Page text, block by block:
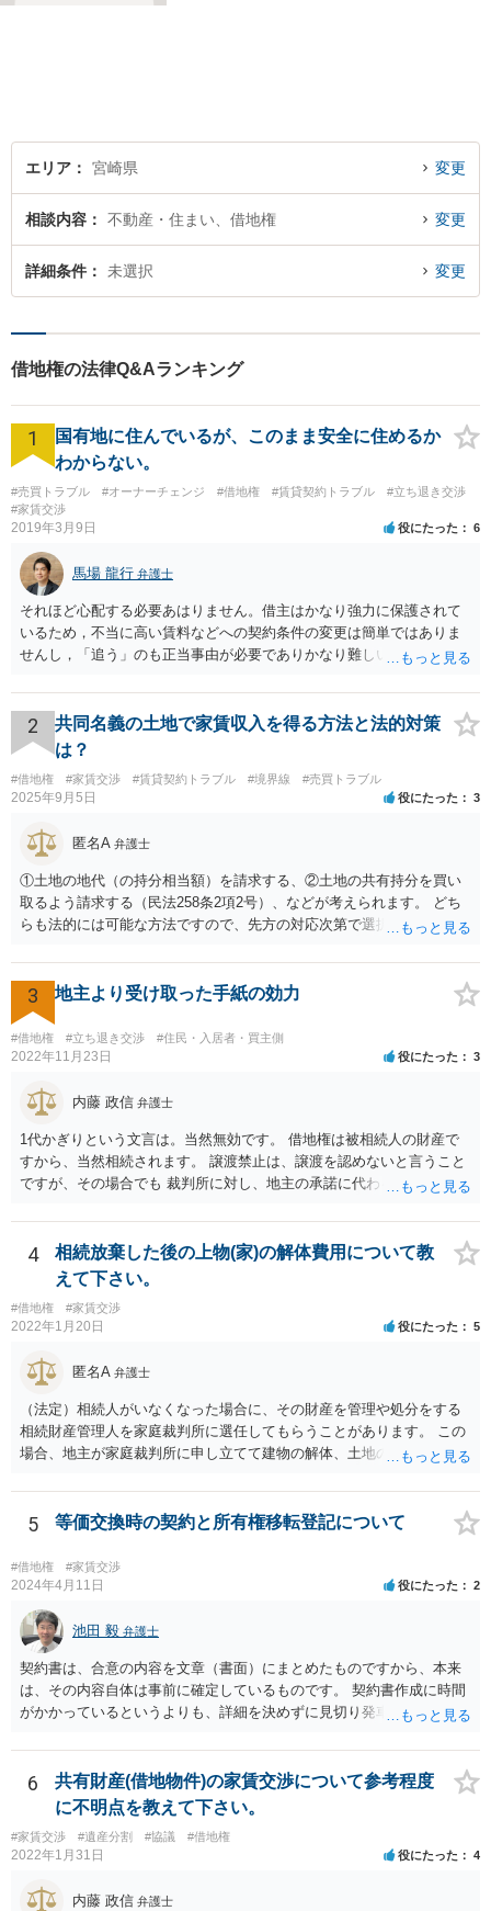
エリア 宮崎県 変更
相談内容 不動産・住まい、借地権 変更
詳細条件 未選択 変更
借地権の法律Q&Aランキング
1
国有地に住んでいるが、このまま安全に住めるか
わからない。
#売買トラブル #オーナーチェンジ #借地権 #賃貸契約トラブル
#立ち退き交渉
#家賃交渉
2019年3月9日 役にたった 6
馬場 龍行 弁護士
それほど心配する必要あはりません。借主はかなり強力に保護されて
いるため，不当に高い賃料などへの契約条件の変更は簡単ではありま
せんし，「追う」のも正当事由が必要でありかなり難しいのです。 周
い条件で立退料等を支払ってもらえるかもしれません。 なので無理し
て所有権を取得する必要はないと思いますが，まずは価格ですよね。
ローンが組めないということはないと思いますが，金融機関に相談さ
れてみてはいかがでしょうか。 買うとしたら，という条件をしっかり
把握して，その上で，買うか，借り続けるか，というのはどちらにも
メリットデメリットありますので価値判断の問題といえそうです。
2
共同名義の土地で家賃収入を得る方法と法的対策
は？
#借地権 #家賃交渉 #賃貸契約トラブル #境界線 #売買トラブル
2025年9月5日 役にたった 3
匿名A 弁護士
①土地の地代（の持分相当額）を請求する、②土地の共有持分を買い
取るよう請求する（民法258条2項2号）、などが考えられます。 どち
らも法的には可能な方法ですので、先方の対応次第で選択することに
は②を求めて訴訟を提起することになるかと存じます。）
3 地主より受け取った手紙の効力
#借地権 #立ち退き交渉 #住民・入居者・買主側
2022年11月23日 役にたった 3
内藤 政信 弁護士
1代かぎりという文言は。当然無効です。 借地権は被相続人の財産で
すから、当然相続されます。 譲渡禁止は、譲渡を認めないと言うこと
ですが、その場合でも 裁判所に対し、地主の承諾に代わる許可を求め
されるので消滅することはありません。
4
相続放棄した後の上物(家)の解体費用について教
えて下さい。
#借地権 #家賃交渉
2022年1月20日 役にたった 5
匿名A 弁護士
（法定）相続人がいなくなった場合に、その財産を管理や処分をする
相続財産管理人を家庭裁判所に選任してもらうことがあります。 この
場合、地主が家庭裁判所に申し立てて建物の解体、土地の明け渡しを
財産を持っていればその財産から解体費用を出すことも考えられます
が、なければ、事実上地主が出さざるを得なくなると思います。
5 等価交換時の契約と所有権移転登記について
#借地権 #家賃交渉
2024年4月11日 役にたった 2
池田 毅 弁護士
契約書は、合意の内容を文章（書面）にまとめたものですから、本来
は、その内容自体は事前に確定しているものです。 契約書作成に時間
がかかっているというよりも、詳細を決めずに見切り発車をしてしま
で、地代の支払い時期、方法などきちんと「確定」して覚書にしてお
く方が安全だろうと思います。 所有権移転登記を先行させることのデ
メリットというよりも、詳細についての取り決めがないこと自体がデ
メリット（どのようなトラブル（相手の言い分）がでてくるかが分か
らない）なので、まずはそこをきちんとしたほうがよいと思います。
6
共有財産(借地物件)の家賃交渉について参考程度
に不明点を教えて下さい。
#家賃交渉 #遺産分割 #協議 #借地権
2022年1月31日 役にたった 4
内藤 政信 弁護士